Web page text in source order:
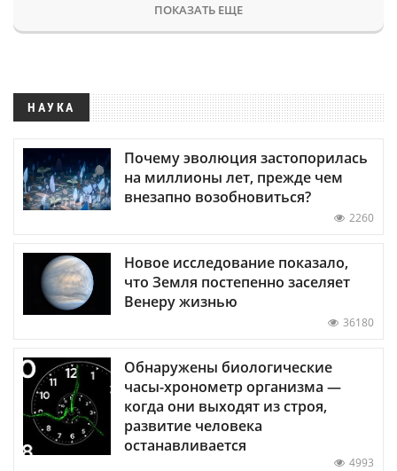
ПОКАЗАТЬ ЕЩЕ
НАУКА
Почему эволюция застопорилась
на миллионы лет, прежде чем
внезапно возобновиться?
2260
Новое исследование показало,
что Земля постепенно заселяет
Венеру жизнью
36180
Обнаружены биологические
часы-хронометр организма —
когда они выходят из строя,
развитие человека
останавливается
4993